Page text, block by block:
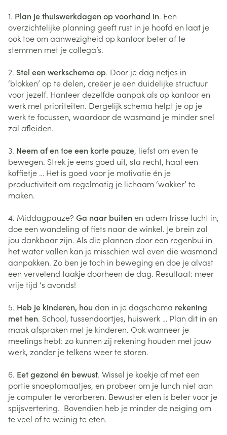
1. Plan je thuiswerkdagen op voorhand in. Een
overzichtelijke planning geeft rust in je hoofd en laat je
ook toe om aanwezigheid op kantoor beter af te
stemmen met je collega’s.
2. Stel een werkschema op. Door je dag netjes in
‘blokken’ op te delen, creëer je een duidelijke structuur
voor jezelf. Hanteer dezelfde aanpak als op kantoor en
werk met prioriteiten. Dergelijk schema helpt je op je
werk te focussen, waardoor de wasmand je minder snel
zal afleiden.
3. Neem af en toe een korte pauze, liefst om even te
bewegen. Strek je eens goed uit, sta recht, haal een
koffietje … Het is goed voor je motivatie én je
productiviteit om regelmatig je lichaam ‘wakker’ te
maken.
4. Middagpauze? Ga naar buitenen adem frisse lucht in,
doe een wandeling of fiets naar de winkel. Je brein zal
jou dankbaar zijn. Als die plannen door een regenbui in
het water vallen kan je misschien wel even die wasmand
aanpakken. Zo ben je toch in beweging en doe je alvast
een vervelend taakje doorheen de dag. Resultaat: meer
vrije tijd ‘s avonds!
5. Heb je kinderen, hou dan in je dagschema rekening
met hen. School, tussendoortjes, huiswerk … Plan dit in en
maak afspraken met je kinderen. Ook wanneer je
meetings hebt: zo kunnen zij rekening houden met jouw
werk, zonder je telkens weer te storen.
6. Eet gezond én bewust. Wissel je koekje af met een
portie snoeptomaatjes, en probeer om je lunch niet aan
je computer te verorberen. Bewuster eten is beter voor je
spijsvertering. Bovendien heb je minder de neiging om
te veel of te weinig te eten.